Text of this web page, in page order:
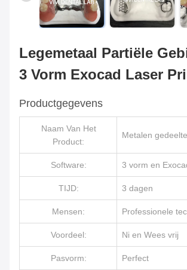
Legemetaal Partiële
3 Vorm Exocad Laser
Productgegevens
Naam Van Het
Product:
Metalen
Software: 3 vorm en
TIJD: 3 dagen
Mensen: Professionele
Voordeel: Ni en Wees vrij
Pasvorm: Perfect